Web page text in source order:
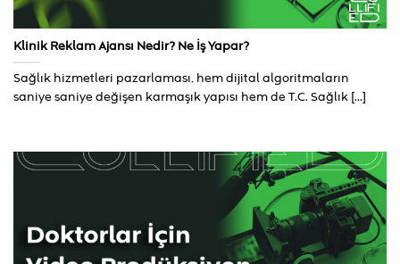
Klinik Reklam Ajansı Nedir? Ne İş Yapar?
Sağlık hizmetleri pazarlaması, hem dijital algoritmaların
saniye saniye değişen karmaşık yapısı hem de T.C. Sağlık [...]